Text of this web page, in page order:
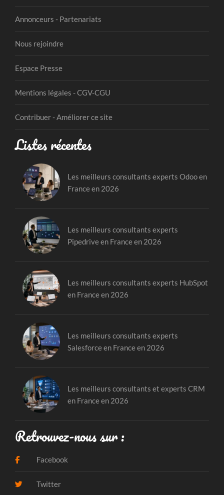
Annonceurs - Partenariats
Nous rejoindre
Espace Presse
Mentions légales - CGV-CGU
Contribuer - Améliorer ce site
Listes récentes
Les meilleurs consultants experts Odoo en
France en 2026
Les meilleurs consultants experts
Pipedrive en France en 2026
Les meilleurs consultants experts HubSpot
en France en 2026
Les meilleurs consultants experts
Salesforce en France en 2026
Les meilleurs consultants et experts CRM
en France en 2026
Retrouvez-nous sur :
Facebook
Twitter